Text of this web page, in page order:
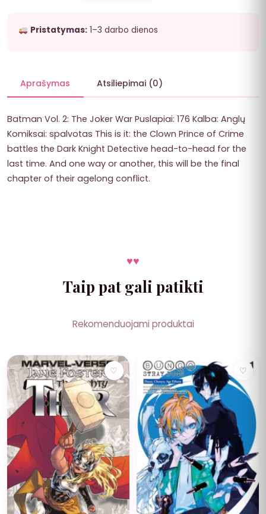
Pristatymas:1–3 darbo dienos
Aprašymas Atsiliepimai (0)
Batman Vol. 2: The Joker War Puslapiai: 176 Kalba: Anglų
Komiksai: spalvotas This is it: the Clown Prince of Crime
battles the Dark Knight Detective head-to-head for the
last time. And one way or another, this will be the final
chapter of their agelong conflict.
♥♥
Taip pat gali patikti
Rekomenduojami produktai
♡ ♡